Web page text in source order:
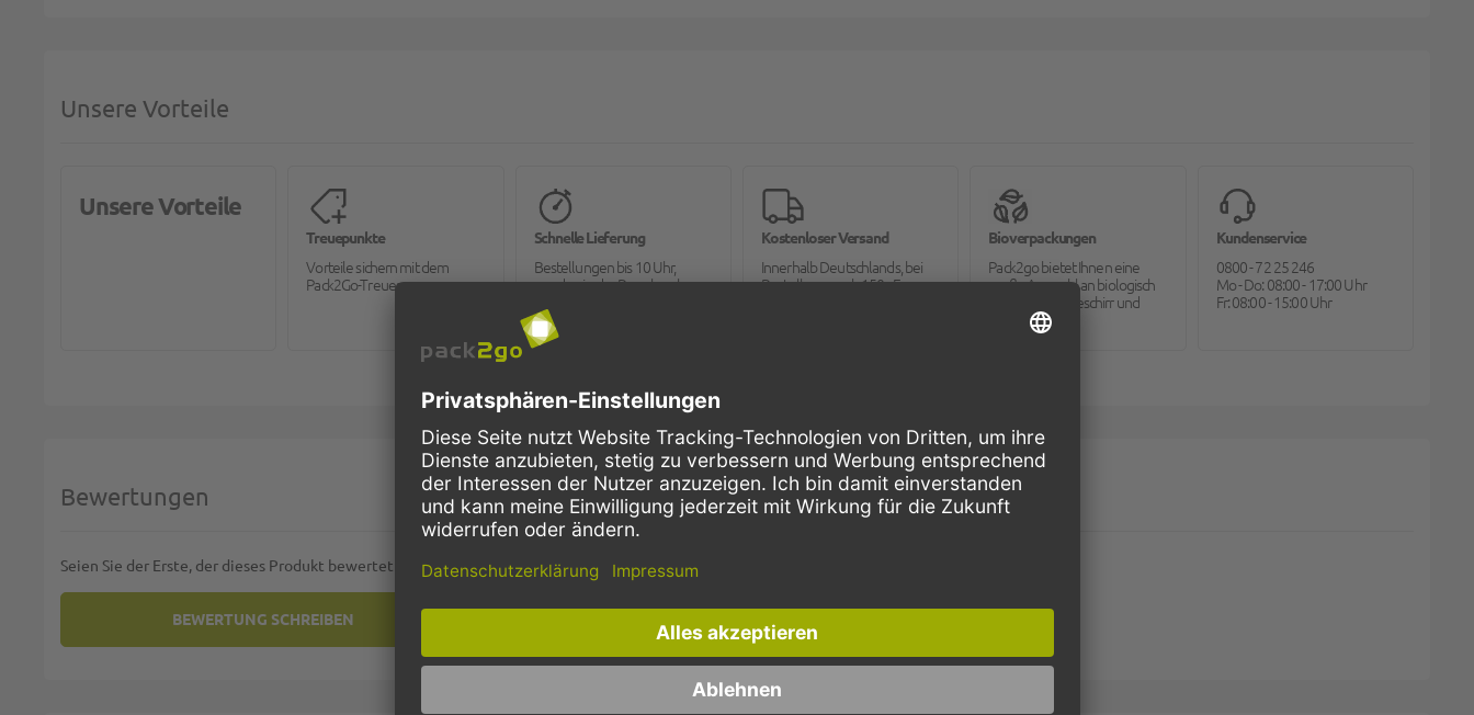
Unsere Vorteile
Unsere Vorteile
Treuepunkte
Vorteile sichern mit dem
Pack2Go-Treueprogramm.
Schnelle Lieferung
Bestellungen bis 10 Uhr,
werden in der Regel noch am
Kostenloser Versand
Innerhalb Deutschlands, bei
Bestellungen ab 150,- Euro
Bioverpackungen
Pack2go bietet Ihnen eine
große Auswahl an biologisch
abbaubarem Geschirr und
Besteck.
Kundenservice
0800 - 72 25 246
Mo - Do: 08:00 - 17:00 Uhr
Fr: 08:00 - 15:00 Uhr
Bewertungen
Seien Sie der Erste, der dieses Produkt bewertet
BEWERTUNG SCHREIBEN
TEELICHTER MIT LANGER BRENNDAUER (4H)!